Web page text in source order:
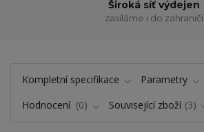
Široká síť výdejen
zasíláme i do zahraničí
Kompletní specifikace
Parametry
Hodnocení
0 Související zboží 3